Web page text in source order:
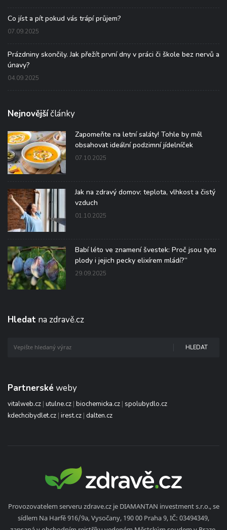
Co jíst a pít pokud vás trápí průjem?
07.09.2025
Prázdniny skončily. Jak přežít první dny v práci či škole bez nervů a
únavy?
04.09.2025
Nejnovějšíčlánky
Zapomeňte na letní saláty! Tohle by měl
obsahovat ideální podzimní jídelníček
07.10.2025
Jak na zdravý domov: teplota, vlhkost a čistý
vzduch
01.10.2025
Babí léto ve znamení švestek: Proč jsou tyto
plody i jejich pecky elixírem mládí?“
29.09.2025
Hledat na zdravě.cz
HLEDAT
Partnerské weby
vitalweb.cz | utulne.cz | biochemicka.cz | spolubydlo.cz
kdechcibydlet.cz | irest.cz | dalten.cz
Provozovatelem serveru zdrave.cz je DIAMANTAN investment s.r.o., se
sídlem Na Harfě 916/9a, Vysočany, 190 00 Praha 9, IČ: 03494349,